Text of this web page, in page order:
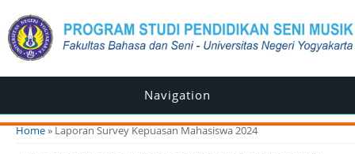
Navigation
You are here
Home» Laporan Survey Kepuasan Mahasiswa 2024